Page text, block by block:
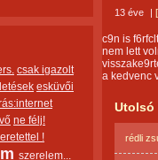
csak igazolt
esküvői
ne félj!
!
szerelem...
13 éve |
c9n is
nem lett
a kedvenc
Utolsó
rédli